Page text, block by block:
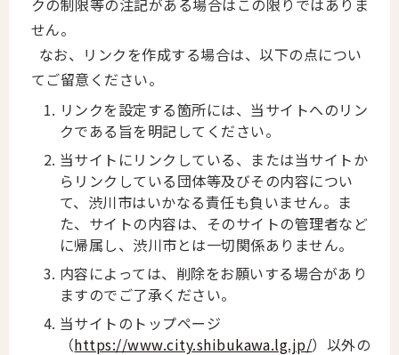
クの制限等の注記がある場合はこの限りではありま
せん。
なお、リンクを作成する場合は、以下の点につい
てご留意ください。
リンクを設定する箇所には、当サイトへのリン
クである旨を明記してください。
当サイトにリンクしている、または当サイトか
らリンクしている団体等及びその内容につい
て、渋川市はいかなる責任も負いません。ま
た、サイトの内容は、そのサイトの管理者など
に帰属し、渋川市とは一切関係ありません。
内容によっては、削除をお願いする場合があり
ますのでご了承ください。
当サイトのトップページ
（https://www.city.shibukawa.lg.jp/）以外の